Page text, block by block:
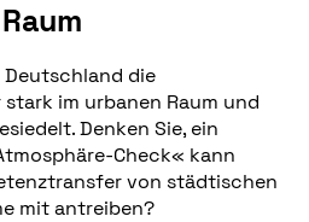
Deutschland die
im urbanen Raum und
Denken Sie, ein
Check« kann
von städtischen
mit antreiben?